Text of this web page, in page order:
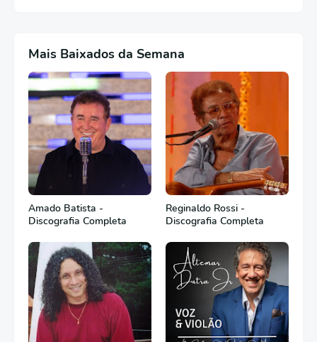
Mais Baixados da Semana
Amado Batista -
Discografia Completa
Reginaldo Rossi -
Discografia Completa